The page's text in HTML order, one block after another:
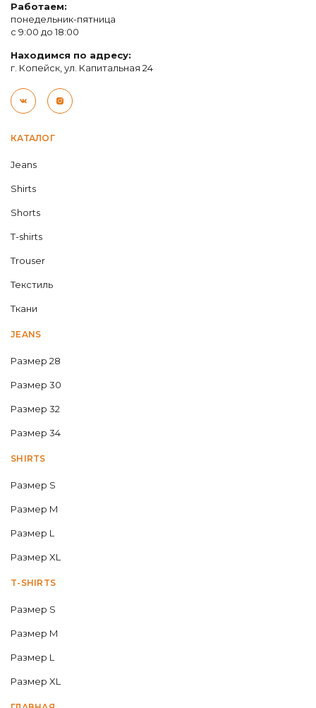
КАТАЛОГ
Jeans
Shirts
Shorts
T-shirts
Trouser
Текстиль
Ткани
JEANS
Размер 28
Размер 30
Размер 32
Размер 34
SHIRTS
Размер S
Размер M
Размер L
Размер XL
T-SHIRTS
Размер S
Размер M
Размер L
Размер XL
Работаем:
понедельник-пятница
с 9:00 до 18:00
Находимся по адресу:
г. Копейск, ул. Капитальная 24